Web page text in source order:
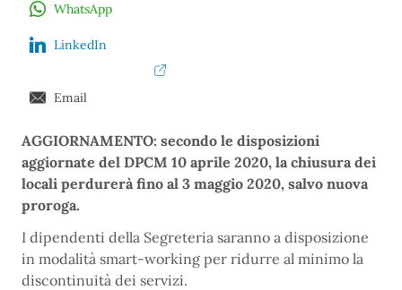
WhatsApp
LinkedIn
Email
AGGIORNAMENTO: secondo le disposizioni
aggiornate del DPCM 10 aprile 2020, la chiusura dei
locali perdurerà fino al 3 maggio 2020, salvo nuova
proroga.
I dipendenti della Segreteria saranno a disposizione
in modalità smart-working per ridurre al minimo la
discontinuità dei servizi.